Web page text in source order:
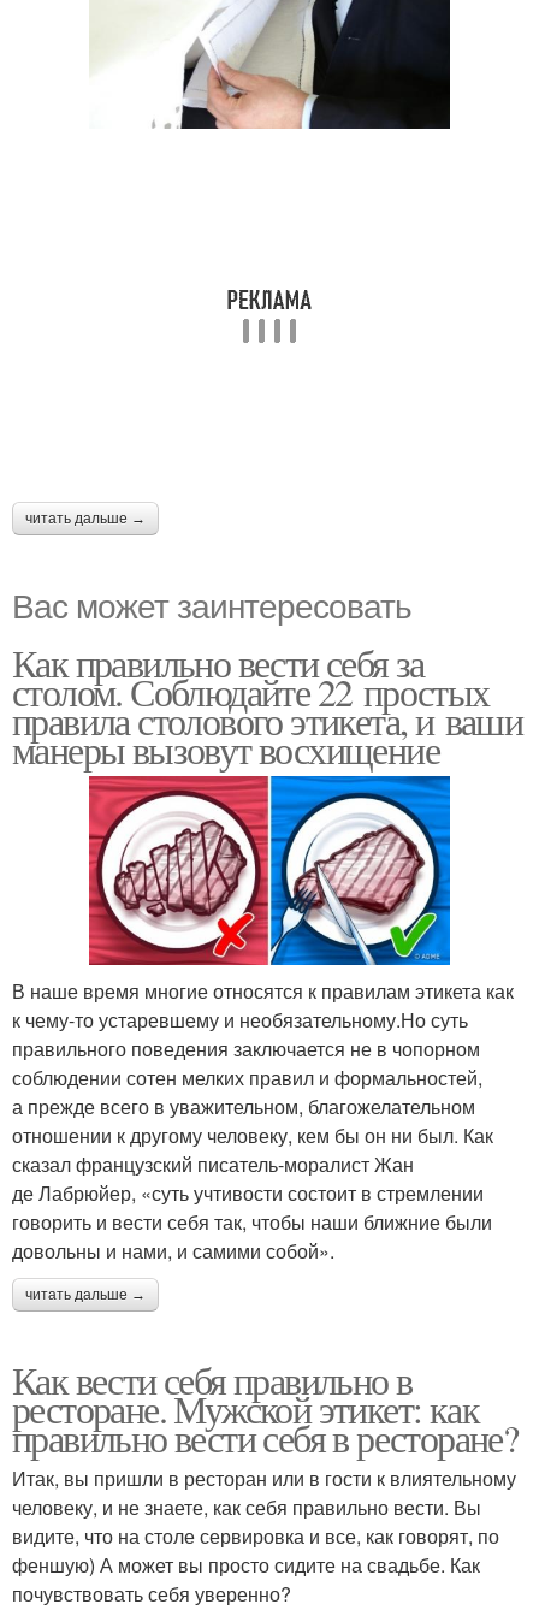
читать дальше →
Вас может заинтересовать
Как правильно вести себя за
столом. Соблюдайте 22 простых
правила столового этикета, и ваши
манеры вызовут восхищение
В наше время многие относятся к правилам этикета как
к чему-то устаревшему и необязательному.Но суть
правильного поведения заключается не в чопорном
соблюдении сотен мелких правил и формальностей,
а прежде всего в уважительном, благожелательном
отношении к другому человеку, кем бы он ни был. Как
сказал французский писатель-моралист Жан
де Лабрюйер, «суть учтивости состоит в стремлении
говорить и вести себя так, чтобы наши ближние были
довольны и нами, и самими собой».
читать дальше →
Как вести себя правильно в
ресторане. Мужской этикет: как
правильно вести себя в ресторане?
Итак, вы пришли в ресторан или в гости к влиятельному
человеку, и не знаете, как себя правильно вести. Вы
видите, что на столе сервировка и все, как говорят, по
феншую) А может вы просто сидите на свадьбе. Как
почувствовать себя уверенно?